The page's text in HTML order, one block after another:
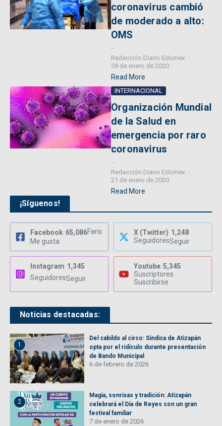
coronavirus cambió
de moderado a alto:
OMS
...
Redacción Diario Edomex
28 de enero de 2020
Read More
INTERNACIONAL
Organización Mundial
de la Salud en
emergencia por raro
coronavirus
...
Redacción Diario Edomex
21 de enero de 2020
Read More
¡Síguenos!
Facebook 65,086Fans
Me gusta
X (Twitter) 1,248
SeguidoresSeguir
Instagram 1,345
SeguidoresSeguir
Youtube 5,345
Suscriptores
Suscribirse
Noticias destacadas:
1
Del cabildo al circo: Síndica de Atizapán
opta por el ridículo durante presentación
de Bando Municipal
6 de febrero de 2026
2
Magia, sonrisas y tradición: Atizapán
celebrará el Día de Reyes con un gran
festival familiar
7 de enero de 2026